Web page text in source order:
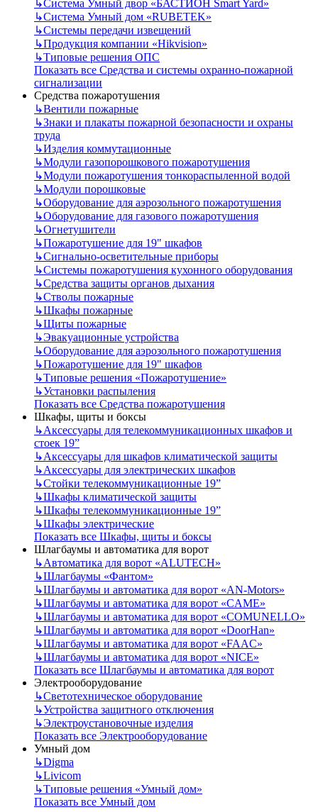
↳Система Умный двор «БАСТИОН Smart Yard»
↳Система Умный дом «RUBETEK»
↳Системы передачи извещений
↳Продукция компании «Hikvision»
↳Типовые решения ОПС
Показать все Средства и системы охранно-пожарной
сигнализации
Средства пожаротушения
↳Вентили пожарные
↳Знаки и плакаты пожарной безопасности и охраны
труда
↳Изделия коммутационные
↳Модули газопорошкового пожаротушения
↳Модули пожаротушения тонкораспыленной водой
↳Модули порошковые
↳Оборудование для аэрозольного пожаротушения
↳Оборудование для газового пожаротушения
↳Огнетушители
↳Пожаротушение для 19" шкафов
↳Сигнально-осветительные приборы
↳Системы пожаротушения кухонного оборудования
↳Средства защиты органов дыхания
↳Стволы пожарные
↳Шкафы пожарные
↳Щиты пожарные
↳Эвакуационные устройства
↳Оборудование для аэрозольного пожаротушения
↳Пожаротушение для 19" шкафов
↳Типовые решения «Пожаротушение»
↳Установки распыления
Показать все Средства пожаротушения
Шкафы, щиты и боксы
↳Аксессуары для телекоммуникационных шкафов и
стоек 19”
↳Аксессуары для шкафов климатической защиты
↳Аксессуары для электрических шкафов
↳Стойки телекоммуникационные 19”
↳Шкафы климатической защиты
↳Шкафы телекоммуникационные 19”
↳Шкафы электрические
Показать все Шкафы, щиты и боксы
Шлагбаумы и автоматика для ворот
↳Автоматика для ворот «ALUTECH»
↳Шлагбаумы «Фантом»
↳Шлагбаумы и автоматика для ворот «AN-Motors»
↳Шлагбаумы и автоматика для ворот «CAME»
↳Шлагбаумы и автоматика для ворот «COMUNELLO»
↳Шлагбаумы и автоматика для ворот «DoorHan»
↳Шлагбаумы и автоматика для ворот «FAAC»
↳Шлагбаумы и автоматика для ворот «NICE»
Показать все Шлагбаумы и автоматика для ворот
Электрооборудование
↳Светотехническое оборудование
↳Устройства защитного отключения
↳Электроустановочные изделия
Показать все Электрооборудование
Умный дом
↳Digma
↳Livicom
↳Типовые решения «Умный дом»
Показать все Умный дом